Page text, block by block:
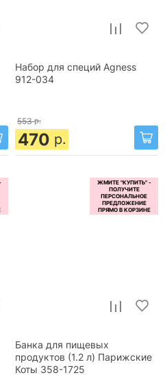
Набор для специй Agness
912-034
553 р.
470 р.
Банка для пищевых
продуктов (1.2 л) Парижские
Коты 358-1725